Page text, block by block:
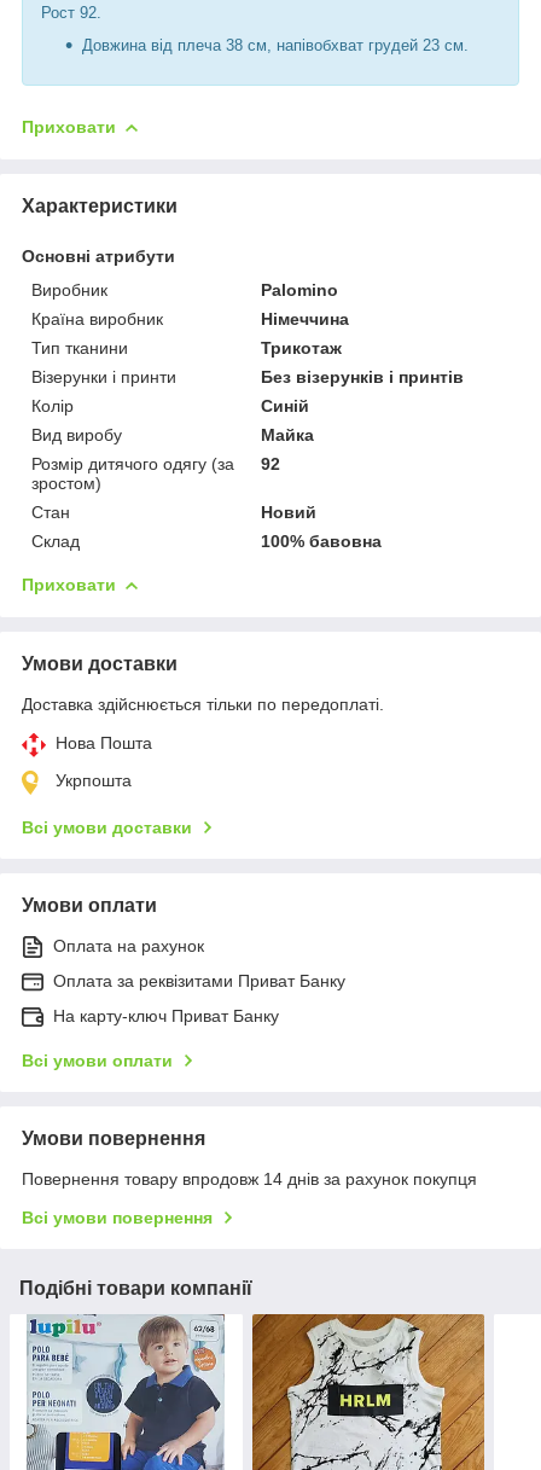
Рост 92.
Довжина від плеча 38 см, напівобхват грудей 23 см.
Приховати
Характеристики
Основні атрибути
Виробник
Palomino
Країна виробник
Німеччина
Тип тканини
Трикотаж
Візерунки і принти
Без візерунків і принтів
Колір
Синій
Вид виробу
Майка
Розмір дитячого одягу (за
зростом)
92
Стан
Новий
Склад
100% бавовна
Приховати
Умови доставки
Доставка здійснюється тільки по передоплаті.
Нова Пошта
Укрпошта
Всі умови доставки
Умови оплати
Оплата на рахунок
Оплата за реквізитами Приват Банку
На карту-ключ Приват Банку
Всі умови оплати
Умови повернення
Повернення товару впродовж 14 днів за рахунок покупця
Всі умови повернення
Подібні товари компанії